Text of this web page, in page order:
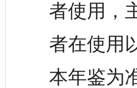
者使用，
者在使用
本年鉴为